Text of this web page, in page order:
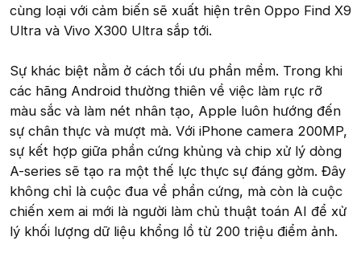
cùng loại với cảm biến sẽ xuất hiện trên Oppo Find X9
Ultra và Vivo X300 Ultra sắp tới.
Sự khác biệt nằm ở cách tối ưu phần mềm. Trong khi
các hãng Android thường thiên về việc làm rực rỡ
màu sắc và làm nét nhân tạo, Apple luôn hướng đến
sự chân thực và mượt mà. Với iPhone camera 200MP,
sự kết hợp giữa phần cứng khủng và chip xử lý dòng
A-series sẽ tạo ra một thế lực thực sự đáng gờm. Đây
không chỉ là cuộc đua về phần cứng, mà còn là cuộc
chiến xem ai mới là người làm chủ thuật toán AI để xử
lý khối lượng dữ liệu khổng lồ từ 200 triệu điểm ảnh.